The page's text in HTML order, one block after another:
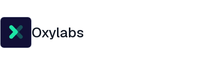
Oxylabs